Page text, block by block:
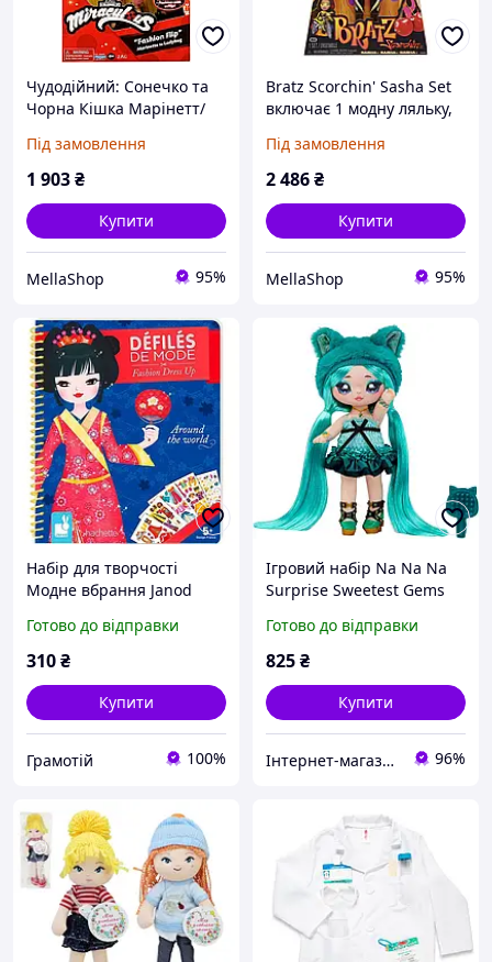
Чудодійний: Сонечко та
Чорна Кішка Марінетт/
модному вбранні з
блискітками, лялька
Під замовлення
1 903₴
Купити
MellaShop 95%
Bratz Scorchin' Sasha Set
включає 1 модну ляльку,
Лялька Натхненний
Стилем Мотоцикла
Під замовлення
2 486₴
Купити
MellaShop 95%
Набір для творчості
Модне вбрання Janod
Готово до відправки
310₴
Купити
Грамотій 100%
Ігровий набір Na Na Na
Surprise Sweetest Gems
мрія у модному вбранні
(582526)
Готово до відправки
825₴
Купити
Інтернет-магазин ''Pegas'' 96%